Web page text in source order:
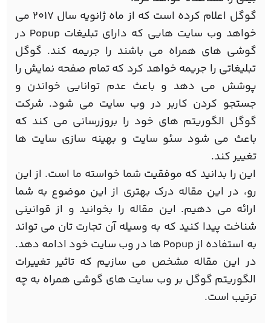
گوگل اعلام کرده است که از ماه ژانویه سال 2017 می
خواهد وب سایت هایی که دارای تبلیغات Popup در
گوشی های همراه می باشند را جریمه کند. گوگل
تبلیغاتی را جریمه خواهد کرد که تمام صفحه نمایش را
پوشش می دهد و باعث عدم توانایی خواندن و
جستجو کردن کاربر در وب سایت می شود. شرکت
گوگل الگوریتم های خود را بروزرسانی می کند که
باعث می شود سئو سایت و بهینه سازی سایت ها
تغییر کند.
این را بدانید که موفقیت شما خواسته ما است. از این
رو، در این مقاله درک بهتری از این موضوع به شما
ارائه می دهیم. این مقاله را بخوانید و از قوانینی
شناخت پیدا کنید که به وسیله آن تجارت تان می تواند
به استفاده از Popup ها در وب سایت خود ادامه دهد.
در این مقاله مشخص می سازیم که تاثیر تغییرات
الگوریتم گوگل بر وب سایت های گوشی همراه به چه
ترتیب است.